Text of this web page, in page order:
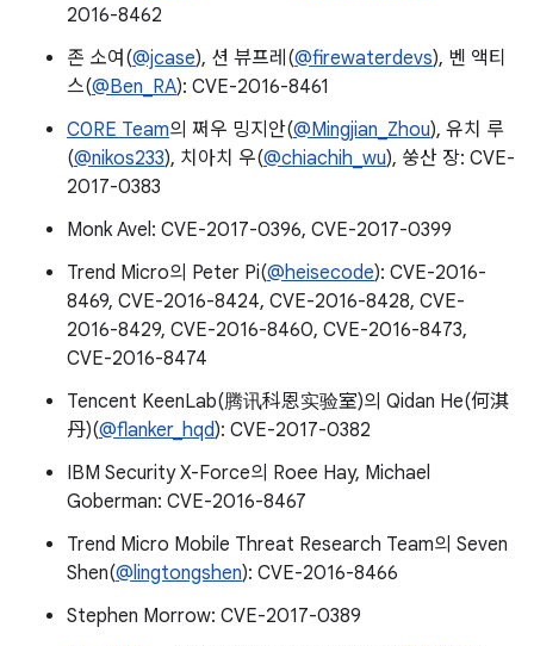
2016-8462
존 소여(@jcase), 션 뷰프레(@firewaterdevs), 벤 액티
스(@Ben_RA): CVE-2016-8461
C0RE Team의 쩌우 밍지안(@Mingjian_Zhou), 유치 루
(@nikos233), 치아치 우(@chiachih_wu), 쑹산 장: CVE-
2017-0383
Monk Avel: CVE-2017-0396, CVE-2017-0399
Trend Micro의 Peter Pi(@heisecode): CVE-2016-
8469, CVE-2016-8424, CVE-2016-8428, CVE-
2016-8429, CVE-2016-8460, CVE-2016-8473,
CVE-2016-8474
Tencent KeenLab(腾讯科恩实验室)의 Qidan He(何淇
丹)(@flanker_hqd): CVE-2017-0382
IBM Security X-Force의 Roee Hay, Michael
Goberman: CVE-2016-8467
Trend Micro Mobile Threat Research Team의 Seven
Shen(@lingtongshen): CVE-2016-8466
Stephen Morrow: CVE-2017-0389